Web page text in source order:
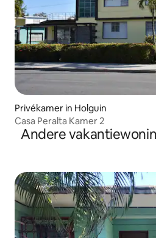
Privékamer in Holguin
Casa Peralta Kamer 2
Andere